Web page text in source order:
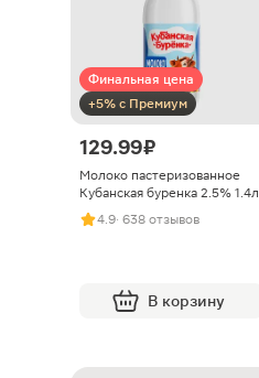
Финальная цена
+5% с Премиум
129.99 ₽
Молоко пастеризованное
Кубанская буренка 2.5% 1.4л
4.9· 638 отзывов
В корзину